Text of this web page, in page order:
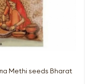
Methi seeds Bharat